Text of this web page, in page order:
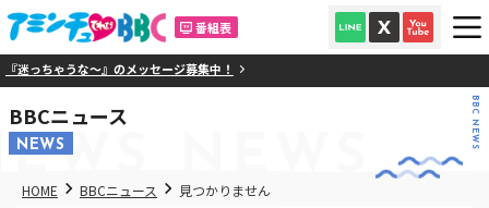
番組表
迷っちゃうな～』のメッセージ募集中！
BBCニュース
NEWS BBC NEWS
HOME BBCニュース 見つかりません